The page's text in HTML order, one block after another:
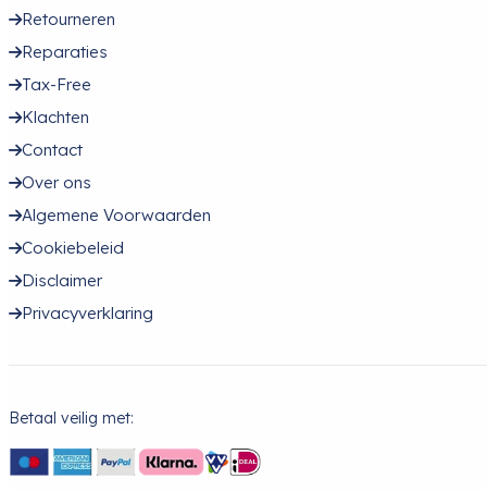
Retourneren
Reparaties
Tax-Free
Klachten
Contact
Over ons
Algemene Voorwaarden
Cookiebeleid
Disclaimer
Privacyverklaring
Betaal veilig met: